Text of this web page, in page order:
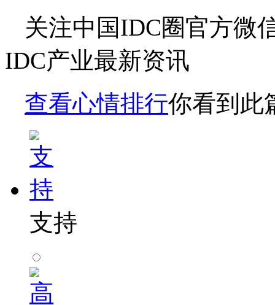
关注中国IDC圈官方微
IDC产业最新资讯
查看心情排行你看到此
支持